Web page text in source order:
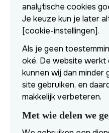
analytische cookies
Je keuze kun je later
[cookie-instellingen].
Als je geen
oké. De website werkt
kunnen wij dan minder
site gebruiken, en
makkelijk verbeteren.
Met wie delen we